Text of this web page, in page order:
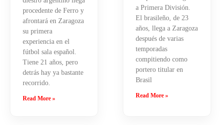
procedente de Ferro y
afrontará en Zaragoza
su primera
experiencia en el
fútbol sala español.
Tiene 21 años, pero
detrás hay ya bastante
recorrido.
Read More »
a Primera División.
El brasileño, de 23
años, llega a Zaragoza
después de varias
temporadas
compitiendo como
portero titular en
Brasil
Read More »